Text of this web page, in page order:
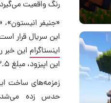
رنگ واقعیت
«جنیفر انیستون»،
این سریال قرار
اینستاگرام این خبر
این اپیزود، مبلغ ۲.۵ میلیون دلار دریافت می‌کنند.
زمزمه‌های ساخت